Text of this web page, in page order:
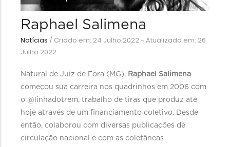
Raphael Salimena
Notícias / Criado em: 24 Julho 2022 - Atualizado em: 26
Julho 2022
Natural de Juiz de Fora (MG), Raphael Salimena
começou sua carreira nos quadrinhos em 2006 com
o @linhadotrem, trabalho de tiras que produz até
hoje através de um financiamento coletivo. Desde
então, colaborou com diversas publicações de
circulação nacional e com as coletâneas